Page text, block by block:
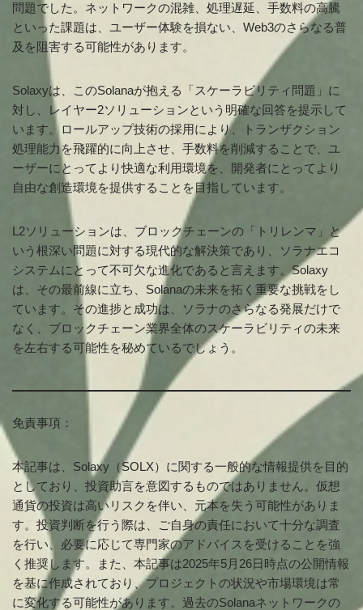
問題でした。ネットワークの混雑、処理遅延、手数料の高騰
といった課題は、ユーザー体験を損ない、Web3のさらなる普
及を阻害する可能性があります。
Solaxyは、このSolanaが抱える「スケーラビリティ問題」に
対し、レイヤー2ソリューションという明確な回答を提示して
います。ロールアップ技術の採用により、トランザクション
処理能力を飛躍的に向上させ、手数料を削減することで、ユ
ーザーにとってより快適な利用環境を、開発者にとってより
自由な創造環境を提供することを目指しています。
L2ソリューションは、ブロックチェーンの「トリレンマ」と
いう根深い問題に対する現代的な解決策であり、ソラナエコ
システムにとって不可欠な進化であると言えます。Solaxy
は、その最前線に立ち、Solanaの未来を拓く重要な挑戦をし
ています。その進捗と成功は、ソラナのさらなる発展だけで
なく、ブロックチェーン業界全体のスケーラビリティの未来
を左右する可能性を秘めているでしょう。
免責事項：
本記事は、Solaxy（SOLX）に関する一般的な情報提供を目的
としており、投資助言を意図するものではありません。仮想
通貨の投資は高いリスクを伴い、元本を失う可能性がありま
す。投資判断を行う際は、ご自身の責任において十分な調査
を行い、必要に応じて専門家のアドバイスを受けることを強
く推奨します。また、本記事は2025年5月26日時点の公開情報
を基に作成されており、プロジェクトの状況や市場環境は常
に変化する可能性があります。過去のSolanaネットワークの